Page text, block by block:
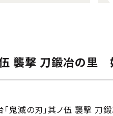
伍 襲撃 刀鍛冶の里
鬼滅の刃」其ノ伍 襲撃 刀